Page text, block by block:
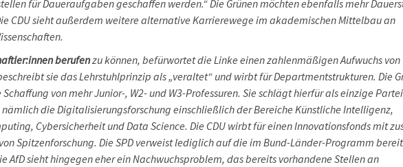
für Daueraufgaben geschaffen werden.“ Die Grünen möchten ebenfalls mehr
CDU sieht außerdem weitere alternative Karrierewege im akademischen Mittelbau an
berufenzu können, befürwortet die Linke einen zahlenmäßigen Aufwuchs von
sie das Lehrstuhlprinzip als „veraltet“ und wirbt für Departmentstrukturen. Die
von mehr Junior-, W2- und W3-Professuren. Sie schlägt hierfür als einzige
die Digitalisierungsforschung einschließlich der Bereiche Künstliche Intelligenz,
Cybersicherheit und Data Science. Die CDU wirbt für einen Innovationsfonds mit
Spitzenforschung. Die SPD verweist lediglich auf die im Bund-Länder-Programm
AfD sieht hingegen eher ein Nachwuchsproblem, das bereits vorhandene Stellen an